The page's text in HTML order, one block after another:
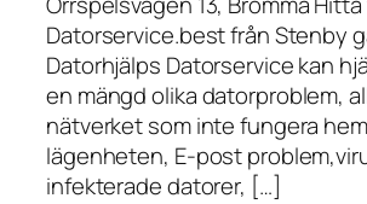
Datorservice.best från Stenby
Datorhjälps Datorservice kan
en mängd olika datorproblem,
nätverket som inte fungera
lägenheten, E-post
infekterade datorer, […]